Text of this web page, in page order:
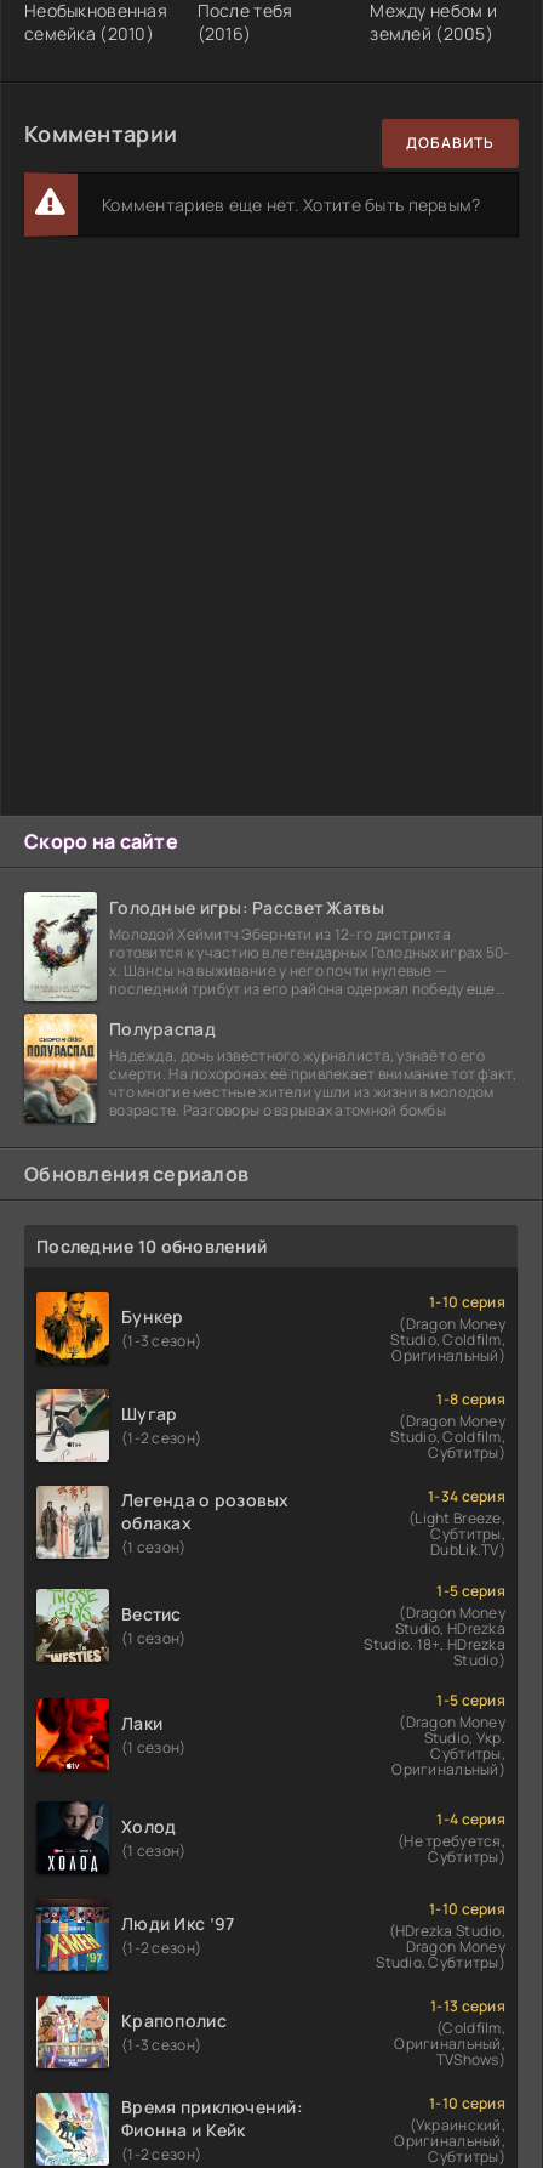
Скоро на сайте
Голодные игры: Рассвет Жатвы
Молодой Хеймитч Эбернети из 12-го дистрикта
готовится к участию в легендарных Голодных играх 50-
х. Шансы на выживание у него почти нулевые —
последний трибут из его района одержал победу еще
Полураспад
Надежда, дочь известного журналиста, узнаёт о его
смерти. На похоронах её привлекает внимание тот факт,
что многие местные жители ушли из жизни в молодом
возрасте. Разговоры о взрывах атомной бомбы
Обновления сериалов
Последние 10 обновлений
Бункер
(1-3 сезон)
1-10 серия
(Dragon Money
Studio, Coldfilm,
Оригинальный)
Шугар
(1-2 сезон)
1-8 серия
(Dragon Money
Studio, Coldfilm,
Субтитры)
Легенда о розовых
облаках
(1 сезон)
1-34 серия
(Light Breeze,
Субтитры,
DubLik.TV)
Вестис
(1 сезон)
1-5 серия
(Dragon Money
Studio, HDrezka
Studio. 18+, HDrezka
Studio)
Лаки
(1 сезон)
1-5 серия
(Dragon Money
Studio, Укр.
Субтитры,
Оригинальный)
Холод
(1 сезон)
1-4 серия
(Не требуется,
Субтитры)
Люди Икс ’97
(1-2 сезон)
1-10 серия
(HDrezka Studio,
Dragon Money
Studio, Субтитры)
Крапополис
(1-3 сезон)
1-13 серия
(Coldfilm,
Оригинальный,
TVShows)
Время приключений:
Фионна и Кейк
(1-2 сезон)
1-10 серия
(Украинский,
Оригинальный,
Субтитры)
Необыкновенная
семейка (2010)
После тебя
(2016)
Между небом и
землей (2005)
Комментарии ДОБАВИТЬ
Комментариев еще нет. Хотите быть первым?